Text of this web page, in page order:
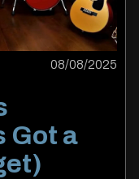
08/08/2025
Got a